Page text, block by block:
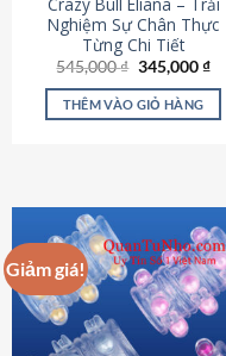
Crazy Bull Eliana – Trải
Nghiệm Sự Chân Thực
Từng Chi Tiết
545,000₫ Giá
là:
545,000 ₫.
345,000₫Giá
tại
THÊM VÀO GIỎ HÀNG
Giảm giá!